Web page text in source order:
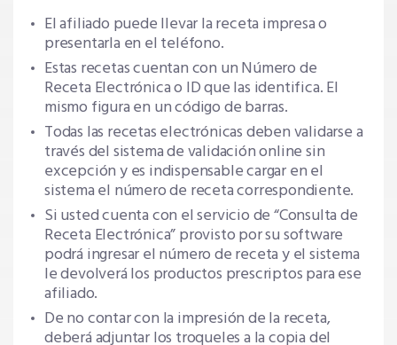
El afiliado puede llevar la receta impresa o
presentarla en el teléfono.
Estas recetas cuentan con un Número de
Receta Electrónica o ID que las identifica. El
mismo figura en un código de barras.
Todas las recetas electrónicas deben validarse a
través del sistema de validación online sin
excepción y es indispensable cargar en el
sistema el número de receta correspondiente.
Si usted cuenta con el servicio de “Consulta de
Receta Electrónica” provisto por su software
podrá ingresar el número de receta y el sistema
le devolverá los productos prescriptos para ese
afiliado.
De no contar con la impresión de la receta,
deberá adjuntar los troqueles a la copia del